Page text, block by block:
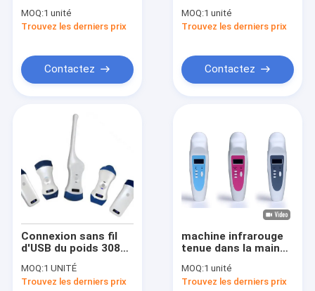
d'USB
MOQ:1 unité
Trouvez les derniers prix
Contactez
grossesse avec la
mesure d'Ob/Gyn
MOQ:1 unité
Trouvez les derniers prix
Contactez
Connexion sans fil
d'USB du poids 308g
de sonde d'ultrason
de scanner
d'ultrason d'Ipad
MOQ:1 UNITÉ
Trouvez les derniers prix
machine infrarouge
tenue dans la main
trouveur de veine de
10mm pour le
MOQ:1 unité
Trouvez les derniers prix